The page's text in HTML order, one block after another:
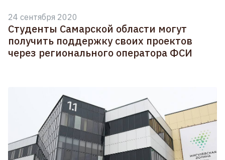
24 сентября 2020
Студенты Самарской области могут
получить поддержку своих проектов
через регионального оператора ФСИ